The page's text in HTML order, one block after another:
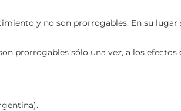
y no son prorrogables. En su
prorrogables sólo una vez, a los